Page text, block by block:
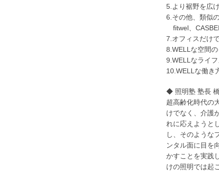
5.より裾野を広
6.その他、類似
fitwel、
7.オフィスだけ
8.WELLな空間
9.WELLなライ
10.WELLな働き
◆ 照明塾 塾長
超高齢化時代の
けでなく、介護
れに応えようと
し、そのような
ンタル面に目を
かすことを実践
けの照明では起